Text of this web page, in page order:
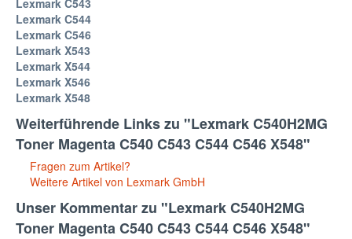
Lexmark C543
Lexmark C544
Lexmark C546
Lexmark X543
Lexmark X544
Lexmark X546
Lexmark X548
Weiterführende Links zu "Lexmark C540H2MG
Toner Magenta C540 C543 C544 C546 X548"
Fragen zum Artikel?
Weitere Artikel von Lexmark GmbH
Unser Kommentar zu "Lexmark C540H2MG
Toner Magenta C540 C543 C544 C546 X548"